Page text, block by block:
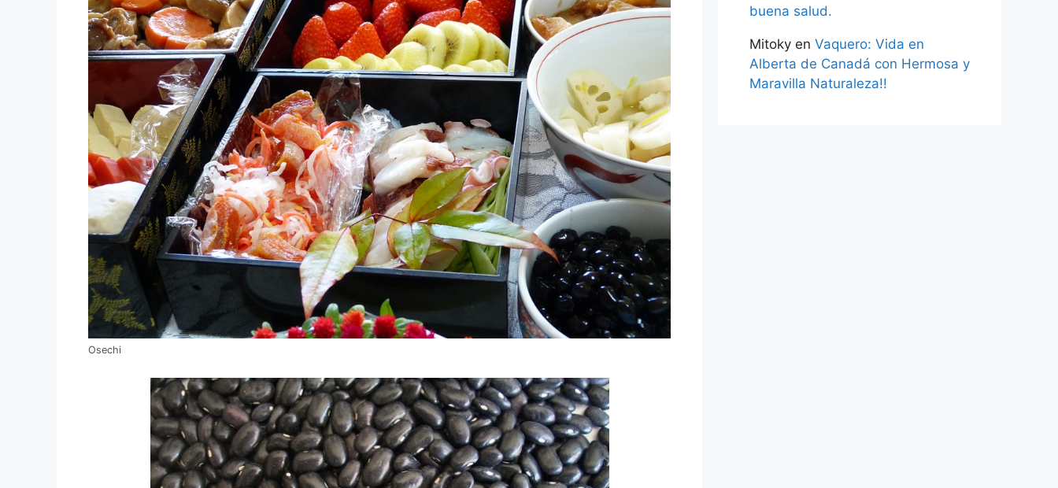
Osechi
buena salud.
Mitoky en Vaquero: Vida en
Alberta de Canadá con Hermosa y
Maravilla Naturaleza!!